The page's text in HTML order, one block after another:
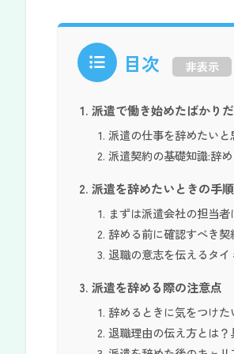
目次 非表示
派遣で働き始めたばかり
派遣の仕事を辞めたいと
派遣契約の基礎知識:辞
派遣を辞めたいときの手順
まずは派遣会社の担当者
辞める前に確認すべき契
退職の意志を伝えるタ
派遣を辞める際の注意点
辞めるときに気をつけ
退職理由の伝え方とは